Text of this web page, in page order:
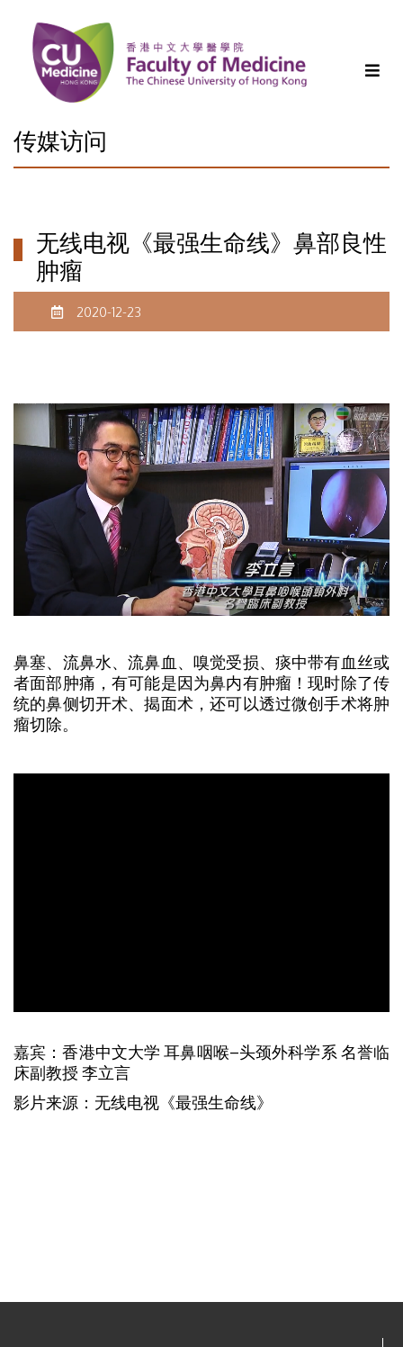
传媒访问
无线电视《最强生命线》鼻部良性
肿瘤
2020-12-23
鼻塞、流鼻水、流鼻血、嗅觉受损、痰中带有血丝或
者面部肿痛，有可能是因为鼻内有肿瘤！现时除了传
统的鼻侧切开术、揭面术，还可以透过微创手术将肿
瘤切除。
嘉宾：香港中文大学 耳鼻咽喉–头颈外科学系 名誉临
床副教授 李立言
影片来源：无线电视《最强生命线》